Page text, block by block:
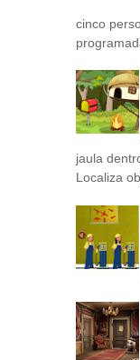
cinco
jaula
Localiza